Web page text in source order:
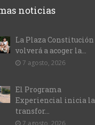
noticias
La Plaza Constitución
volverá a acoger la...
7 agosto, 2026
El Programa
Experiencial inicia la
transfor...
7 agosto, 2026